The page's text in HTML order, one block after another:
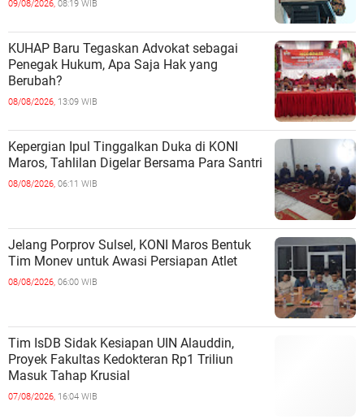
09/08/2026, 08:19 WIB
KUHAP Baru Tegaskan Advokat sebagai
Penegak Hukum, Apa Saja Hak yang
Berubah?
08/08/2026, 13:09 WIB
Kepergian Ipul Tinggalkan Duka di KONI
Maros, Tahlilan Digelar Bersama Para Santri
08/08/2026, 06:11 WIB
Jelang Porprov Sulsel, KONI Maros Bentuk
Tim Monev untuk Awasi Persiapan Atlet
08/08/2026, 06:00 WIB
Tim IsDB Sidak Kesiapan UIN Alauddin,
Proyek Fakultas Kedokteran Rp1 Triliun
Masuk Tahap Krusial
07/08/2026, 16:04 WIB